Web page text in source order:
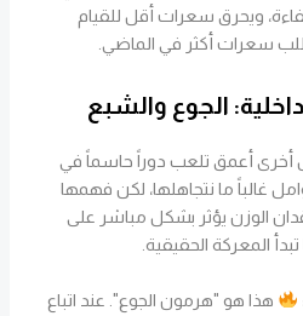
ويحرق سعرات أقل للقيام
سعرات أكثر في الماضي.
أخرى أعمق تلعب دوراً حاسماً في
غالباً ما نتجاهلها، لكن فهمها
الوزن يؤثر بشكل مباشر على
المعركة الحقيقية.
هذا هو "هرمون الجوع". عند اتباع